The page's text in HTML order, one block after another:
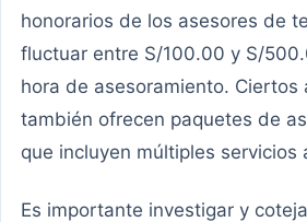
honorarios de los asesores de
fluctuar entre S/100.00 y S/
hora de asesoramiento. Ciertos
también ofrecen paquetes de
que incluyen múltiples servicios
Es importante investigar y